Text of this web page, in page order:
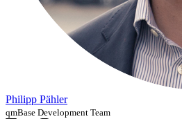
Philipp Pähler
qmBase Development Team